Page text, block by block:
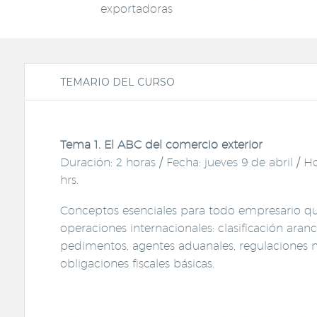
exportadoras
TEMARIO DEL CURSO
Tema 1. El ABC del comercio exterior
Duración: 2 horas / Fecha: jueves 9 de abril /
hrs.
Conceptos esenciales para todo empresario
operaciones internacionales: clasificación
pedimentos, agentes aduanales, regulaciones
obligaciones fiscales básicas.